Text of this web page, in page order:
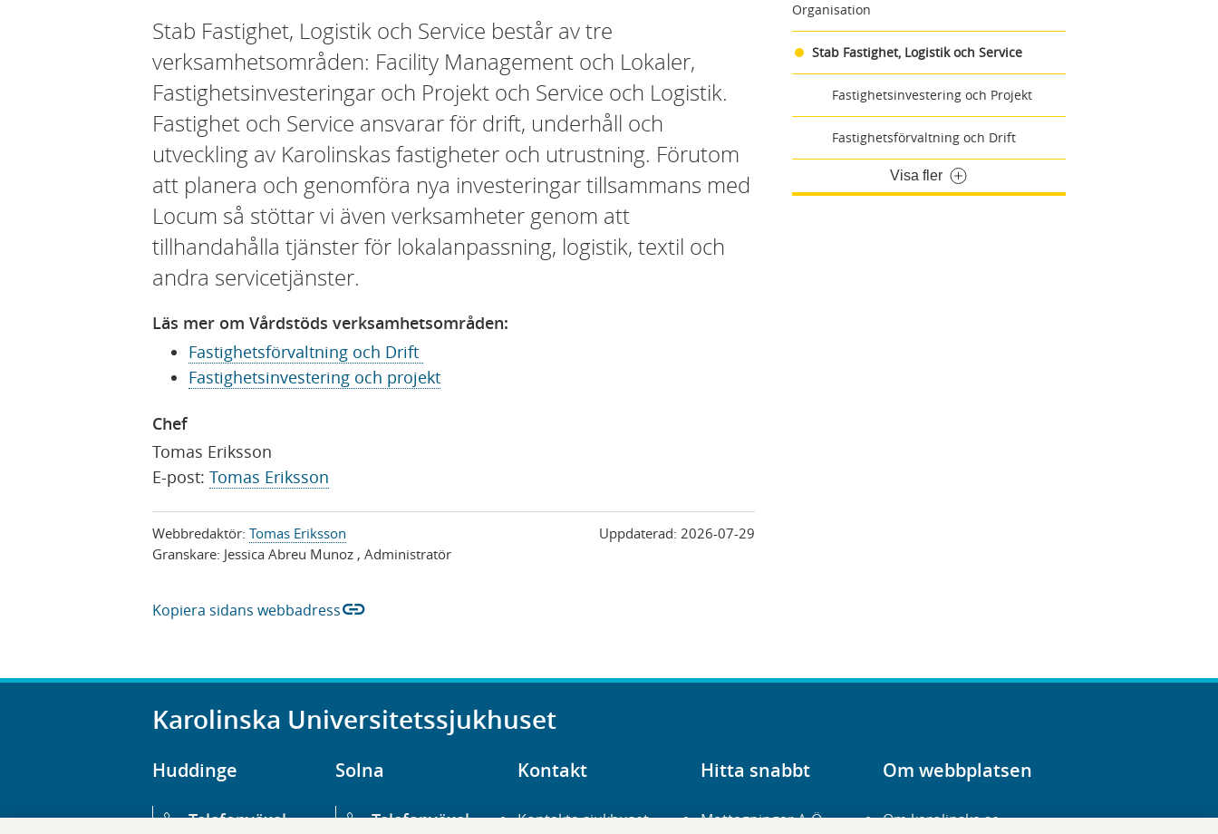
Organisation
Stab Fastighet, Logistik och Service
Fastighetsinvestering och Projekt
Fastighetsförvaltning och Drift
Visa fler
Stab Fastighet, Logistik och Service består av tre
verksamhetsområden: Facility Management och Lokaler,
Fastighetsinvesteringar och Projekt och Service och Logistik.
Fastighet och Service ansvarar för drift, underhåll och
utveckling av Karolinskas fastigheter och utrustning. Förutom
att planera och genomföra nya investeringar tillsammans med
Locum så stöttar vi även verksamheter genom att
tillhandahålla tjänster för lokalanpassning, logistik, textil och
andra servicetjänster.
Läs mer om Vårdstöds verksamhetsområden:
Fastighetsförvaltning och Drift
Fastighetsinvestering och projekt
Chef
Tomas Eriksson
E-post: Tomas Eriksson
Webbredaktör: Tomas Eriksson
Granskare: Jessica Abreu Munoz , Administratör
Uppdaterad:2026-07-29
Kopiera sidans webbadresslink
Karolinska Universitetssjukhuset
Huddinge
Telefonväxel
Solna
Telefonväxel
Kontakt
Kontakta sjukhuset
Hitta snabbt
Mottagningar A-Ö
Om webbplatsen
Om karolinska.se